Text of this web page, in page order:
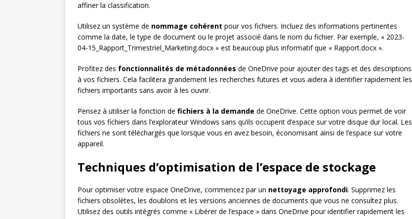
affiner la classification.
Utilisez un système de nommage cohérent pour vos fichiers. Incluez des informations pertinentes
comme la date, le type de document ou le projet associé dans le nom du fichier. Par exemple, « 2023-
04-15_Rapport_Trimestriel_Marketing.docx » est beaucoup plus informatif que « Rapport.docx ».
Profitez des fonctionnalités de métadonnées de OneDrive pour ajouter des tags et des descriptions
à vos fichiers. Cela facilitera grandement les recherches futures et vous aidera à identifier rapidement les
fichiers importants sans avoir à les ouvrir.
Pensez à utiliser la fonction de fichiers à la demande de OneDrive. Cette option vous permet de voir
tous vos fichiers dans l’explorateur Windows sans qu’ils occupent d’espace sur votre disque dur local. Les
fichiers ne sont téléchargés que lorsque vous en avez besoin, économisant ainsi de l’espace sur votre
appareil.
Techniques d’optimisation de l’espace de stockage
Pour optimiser votre espace OneDrive, commencez par un nettoyage approfondi. Supprimez les
fichiers obsolètes, les doublons et les versions anciennes de documents que vous ne consultez plus.
Utilisez des outils intégrés comme « Libérer de l’espace » dans OneDrive pour identifier rapidement les